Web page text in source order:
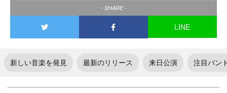
- SHARE -
LINE
新しい音楽を発見 最新のリリース 来日公演 注目バン